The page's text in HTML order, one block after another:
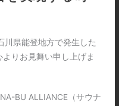
川県能登地方で発生した
りお見舞い申し上げま
BU ALLIANCE（サウナ